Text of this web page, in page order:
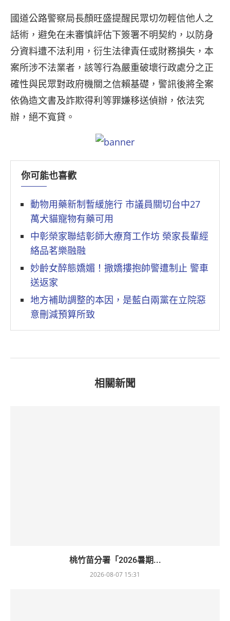
國道公路警察局長顏旺盛提醒民眾切勿輕信他人之
話術，避免在未審慎評估下簽署不明契約，以防身
分資料遭不法利用，衍生法律責任或財務損失，本
案所涉不法業者，該等行為嚴重破壞行政處分之正
確性與民眾對政府機關之信賴基礎，警訊後將全案
依偽造文書及詐欺得利等罪嫌移送偵辦，依法究
辦，絕不寬貸。
你可能也喜歡
動物用藥新制暫緩施行 市議員關切台中27
萬犬貓寵物有藥可用
中彰榮家聯結彰師大療育工作坊 榮家長輩經
絡品茗樂融融
妙齡女醉態嬌媚！撒嬌摟抱帥警遭制止 警車
送返家
地方補助調整的本因，是藍白兩黨在立院惡
意刪減預算所致
相關新聞
桃竹苗分署「2026暑期...
2026-08-07 15:31